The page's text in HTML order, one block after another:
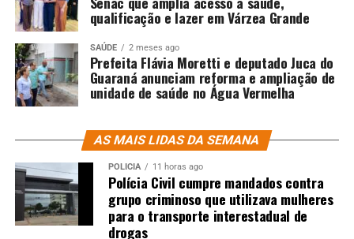
qualificação e lazer em Várzea Grande
SAÚDE 2 meses ago
Prefeita Flávia Moretti e deputado Juca do
Guaraná anunciam reforma e ampliação de
unidade de saúde no Água Vermelha
AS MAIS LIDAS DA SEMANA
POLÍCIA 11 horas ago
Polícia Civil cumpre mandados contra
grupo criminoso que utilizava mulheres
para o transporte interestadual de
drogas